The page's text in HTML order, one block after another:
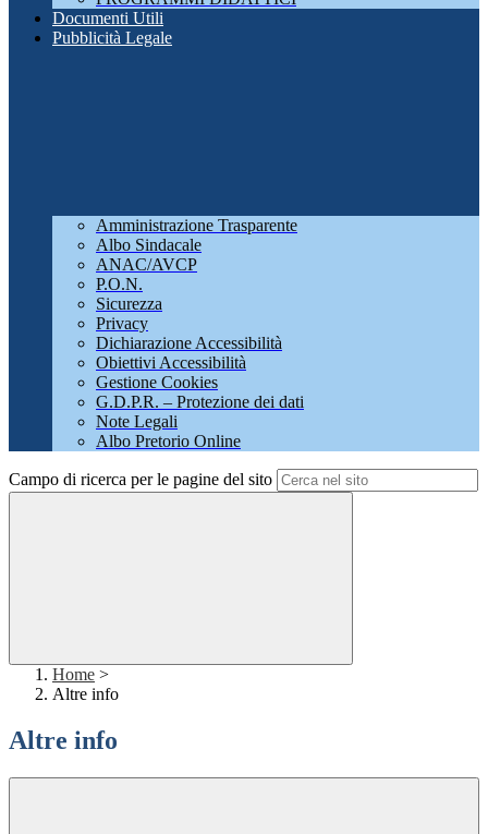
Documenti Utili
Pubblicità Legale
Amministrazione Trasparente
Albo Sindacale
ANAC/AVCP
P.O.N.
Sicurezza
Privacy
Dichiarazione Accessibilità
Obiettivi Accessibilità
Gestione Cookies
G.D.P.R. – Protezione dei dati
Note Legali
Albo Pretorio Online
Campo di ricerca per le pagine del sito
Home >
Altre info
Altre info